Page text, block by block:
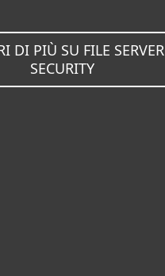
DI PIÙ SU FILE SERVER
SECURITY